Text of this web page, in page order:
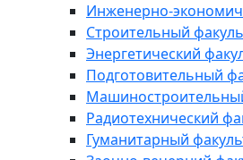
Инженерно-
Строительный
Энергетический
Подготовительный
Радиотехнический
Гуманитарный